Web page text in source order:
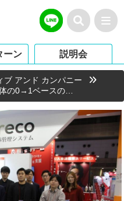
ーン 説明会
ブ アンド カンパニー
の0→1ベースの…